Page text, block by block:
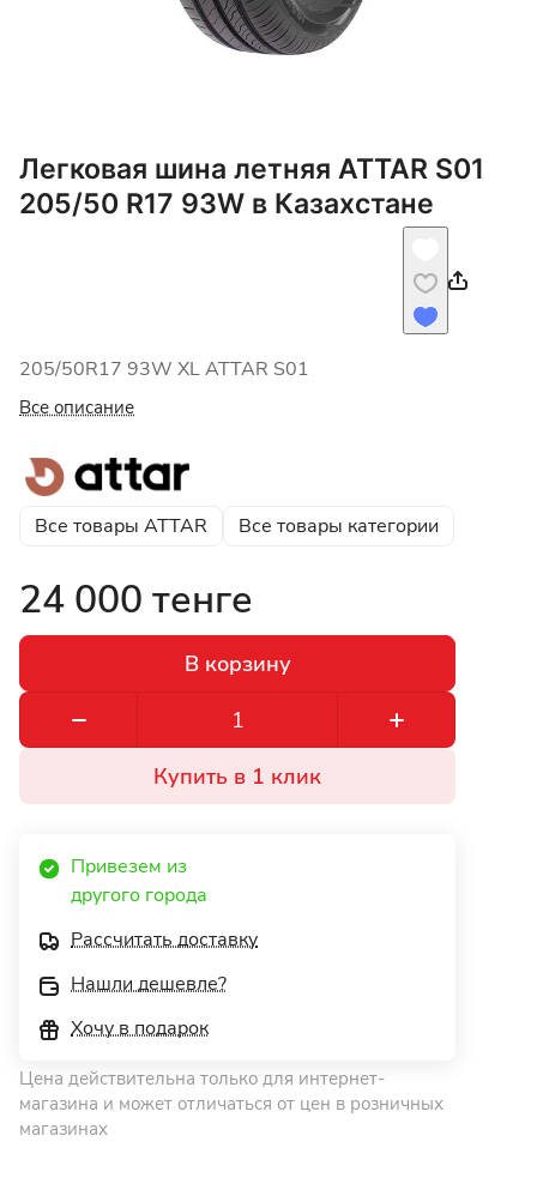
Легковая шина летняя ATTAR S01
205/50 R17 93W в Казахстане
205/50R17 93W XL ATTAR S01
Все описание
Все товары ATTAR Все товары категории
24 000 тенге
В корзину
Купить в 1 клик
Привезем из
другого города
Рассчитать доставку
Нашли дешевле?
Хочу в подарок
Цена действительна только для интернет-
магазина и может отличаться от цен в розничных
магазинах